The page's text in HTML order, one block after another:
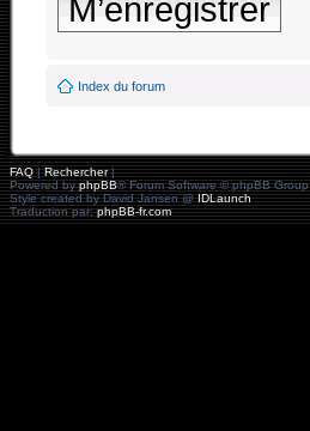
M’enregistrer
Index du forum
FAQ|Rechercher|
Powered byphpBB® Forum Software © phpBB Group
Style created by David Jansen @IDLaunch
Traduction par:phpBB-fr.com